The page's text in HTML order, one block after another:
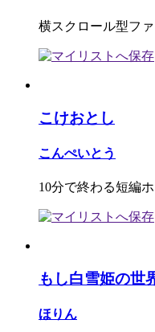
横スクロール型フ
こけおとし
こんぺいとう
10分で終わる短編
もし白雪姫の世
ほりん